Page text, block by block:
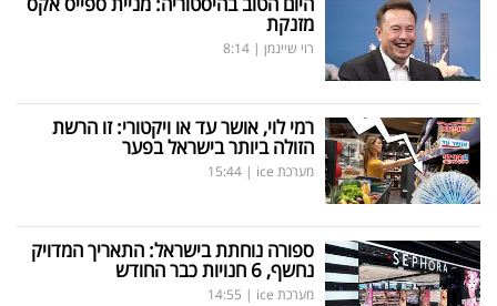
מזנקת
רוי שיינמן |
8:14
רמי לוי, אושר עד או ויקטורי: זו הרשת
הזולה ביותר בישראל בפער
מערכת ice |
15:44
ספורה נוחתת בישראל: התאריך המדויק
נחשף, 6 חנויות כבר החודש
מערכת ice |
14:55